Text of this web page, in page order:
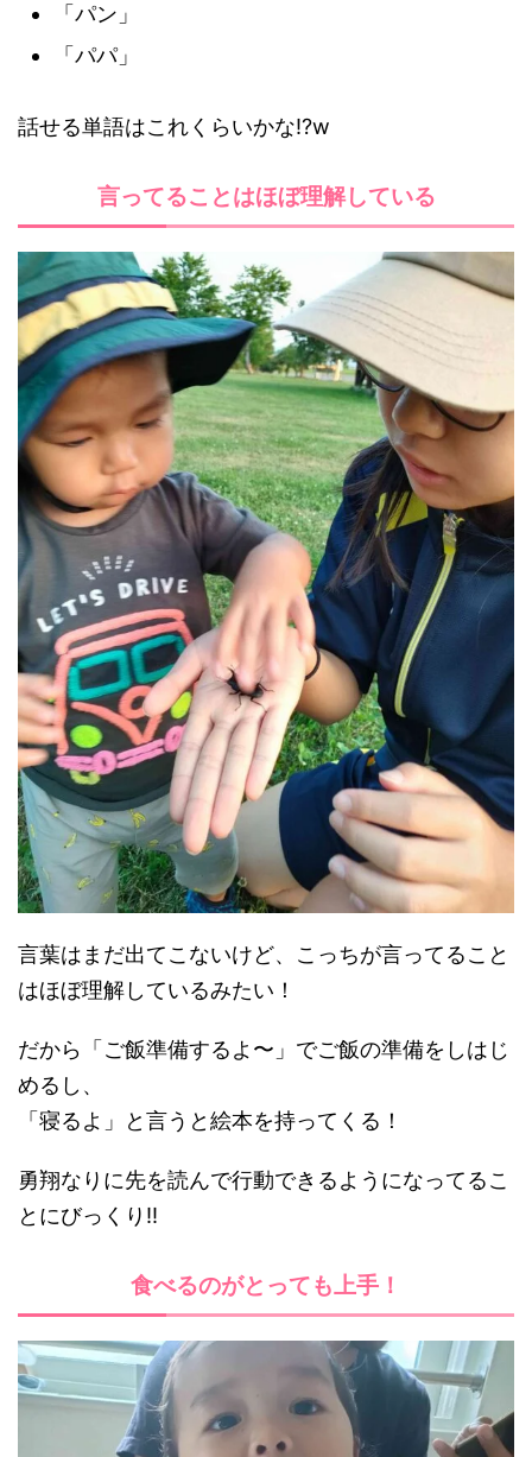
「パン」
「パパ」
話せる単語はこれくらいかな!?w
言ってることはほぼ理解している
言葉はまだ出てこないけど、こっちが言ってること
はほぼ理解しているみたい！
だから「ご飯準備するよ〜」でご飯の準備をしはじ
めるし、
「寝るよ」と言うと絵本を持ってくる！
勇翔なりに先を読んで行動できるようになってるこ
とにびっくり!!
食べるのがとっても上手！